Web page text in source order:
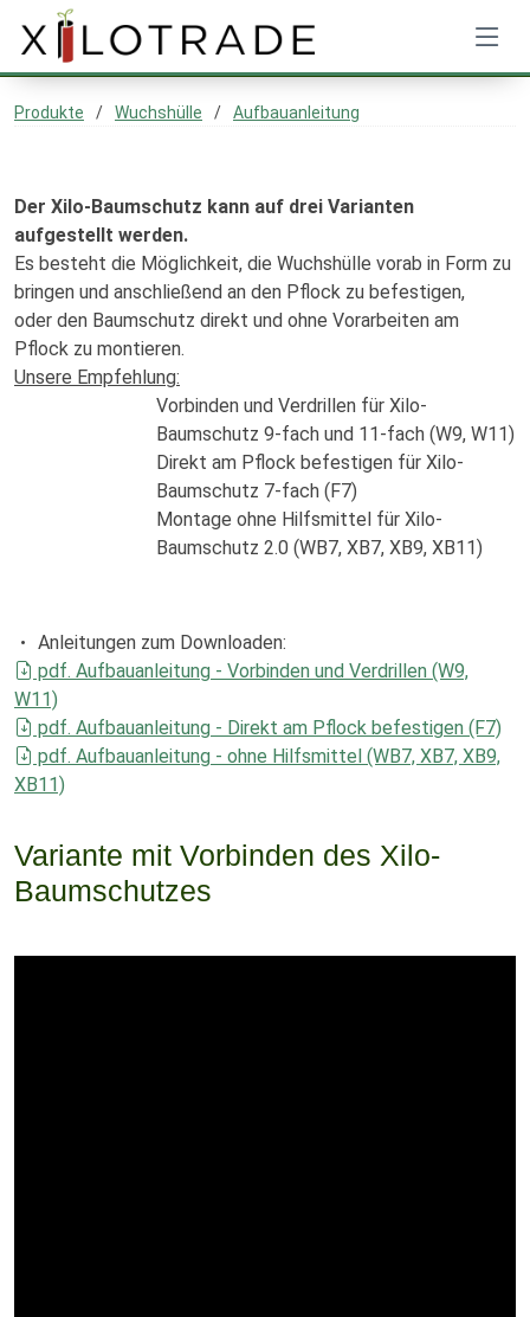
Produkte Wuchshülle Aufbauanleitung
Der Xilo-Baumschutz kann auf drei Varianten
aufgestellt werden.
Es besteht die Möglichkeit, die Wuchshülle vorab in Form zu
bringen und anschließend an den Pflock zu befestigen,
oder den Baumschutz direkt und ohne Vorarbeiten am
Pflock zu montieren.
Unsere Empfehlung:
Vorbinden und Verdrillen für Xilo-
Baumschutz 9-fach und 11-fach (W9, W11)
Direkt am Pflock befestigen für Xilo-
Baumschutz 7-fach (F7)
Montage ohne Hilfsmittel für Xilo-
Baumschutz 2.0 (WB7, XB7, XB9, XB11)
Anleitungen zum Downloaden:
pdf. Aufbauanleitung - Vorbinden und Verdrillen (W9,
W11)
pdf. Aufbauanleitung - Direkt am Pflock befestigen (F7)
pdf. Aufbauanleitung - ohne Hilfsmittel (WB7, XB7, XB9,
XB11)
Variante mit Vorbinden des Xilo-
Baumschutzes